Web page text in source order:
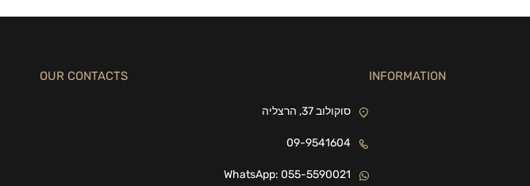
INFORMATION
OUR CONTACTS
סוקולוב 37, הרצליה
09-9541604
WhatsApp: 055-5590021